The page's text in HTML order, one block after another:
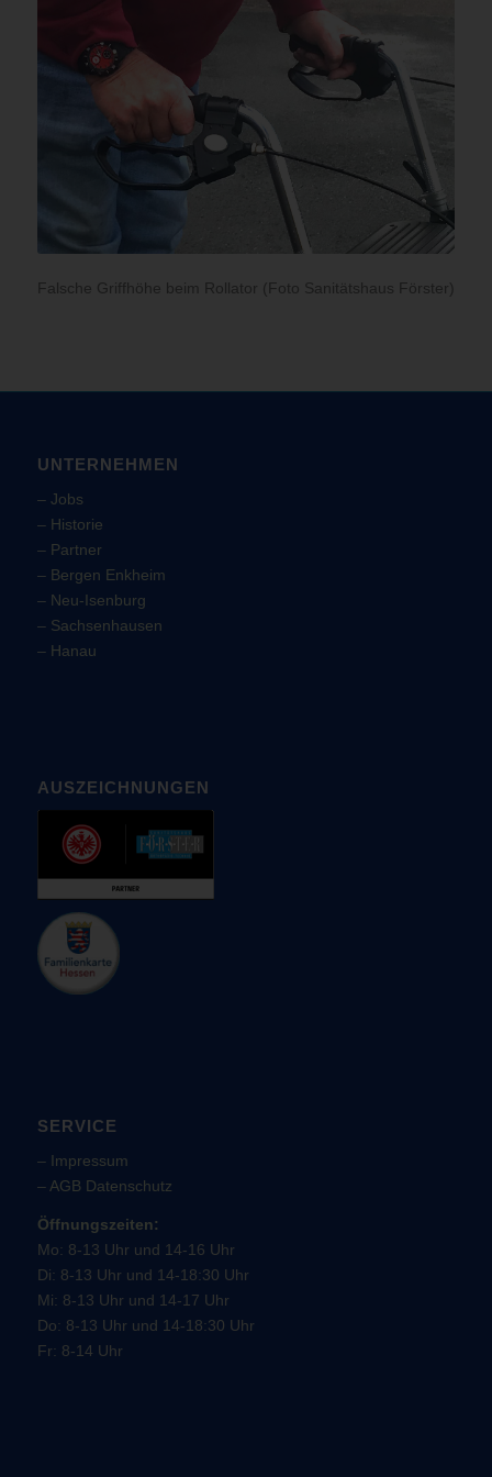
Falsche Griffhöhe beim Rollator (Foto Sanitätshaus Förster)
UNTERNEHMEN
– Jobs
– Historie
– Partner
– Bergen Enkheim
– Neu-Isenburg
– Sachsenhausen
– Hanau
AUSZEICHNUNGEN
SERVICE
– Impressum
– AGB Datenschutz
Öffnungszeiten:
Mo: 8-13 Uhr und 14-16 Uhr
Di: 8-13 Uhr und 14-18:30 Uhr
Mi: 8-13 Uhr und 14-17 Uhr
Do: 8-13 Uhr und 14-18:30 Uhr
Fr: 8-14 Uhr